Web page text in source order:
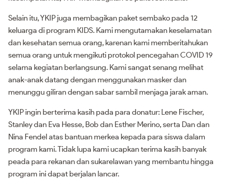
Selain itu, YKIP juga membagikan paket sembako pada 12
keluarga di program KIDS. Kami mengutamakan keselamatan
dan kesehatan semua orang, karenan kami memberitahukan
semua orang untuk mengikuti protokol pencegahan COVID 19
selama kegiatan berlangsung. Kami sangat senang melihat
anak-anak datang dengan menggunakan masker dan
menunggu giliran dengan sabar sambil menjaga jarak aman.
YKIP ingin berterima kasih pada para donatur: Lene Fischer,
Stanley dan Eva Hesse, Bob dan Esther Merino, serta Dan dan
Nina Fendel atas bantuan merkea kepada para siswa dalam
program kami. Tidak lupa kami ucapkan terima kasih banyak
peada para rekanan dan sukarelawan yang membantu hingga
program ini dapat berjalan lancar.